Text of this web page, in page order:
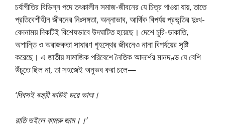
চর্যাগীতির বিভিন্ন পদে তৎকালীন সমাজ-জীবনের যে চিত্র পাওয়া যায়, তাতে
প্রতিবেশীহীন জীবনের নিঃসঙ্গতা, অন্নাভাব, আর্থিক বিপর্যয় প্রভৃতির দুঃখ-
বেদনাময় দিকটিই বিশেষভাবে উদঘাটিত হয়েছে। দেশে চুরি-ডাকাতি,
অশান্তি ও অরাজকতা সাধারণ গৃহস্থের জীবনেও নানা বিপর্যয়ের সৃষ্টি
করেছে। এ জাতীয় সামাজিক পরিবেশে নৈতিক আদর্শের মানদণ্ড যে বেশি
উঁচুতে ছিল না, তা সহজেই অনুভব করা চলে—
‘দিবসই বহুড়ী কাউই ডরে ভাঅ।
রাতি ভইলে কামরু জাম।।’